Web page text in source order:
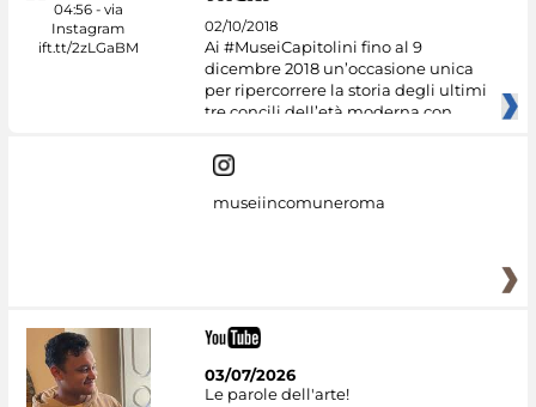
02/10/2018
Ai #MuseiCapitolini fino al 9
dicembre 2018 un’occasione unica
per ripercorrere la storia degli ultimi
tre concili dell’età moderna con
museiincomuneroma
03/07/2026
Le parole dell'arte!